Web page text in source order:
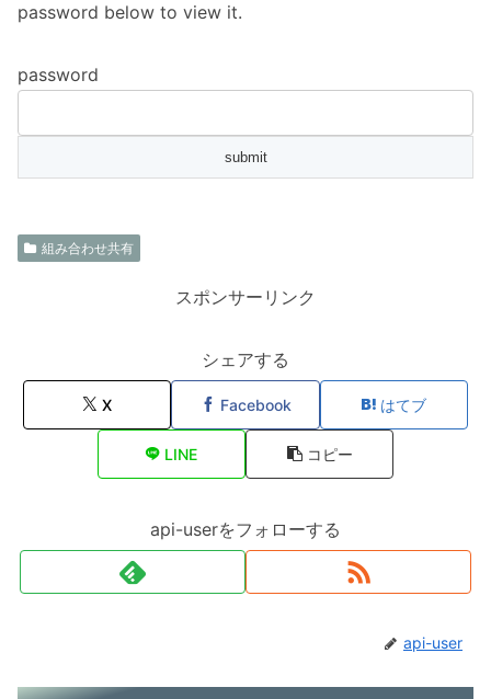
password below to view it.
password
組み合わせ共有
スポンサーリンク
シェアする
X Facebook はてブ
LINE コピー
api-userをフォローする
api-user